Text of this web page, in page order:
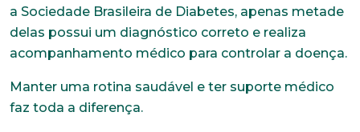
a Sociedade Brasileira de Diabetes, apenas metade
delas possui um diagnóstico correto e realiza
acompanhamento médico para controlar a doença.
Manter uma rotina saudável e ter suporte médico
faz toda a diferença.